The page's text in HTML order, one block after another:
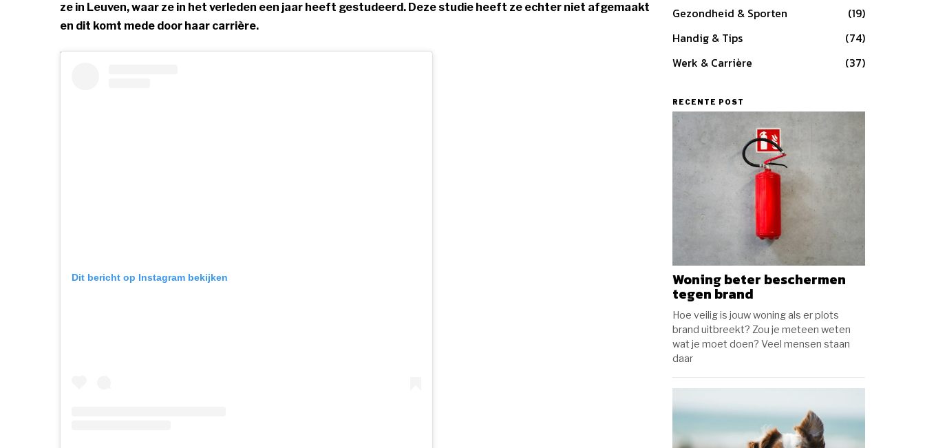
ze in Leuven, waar ze in het verleden een jaar heeft gestudeerd. Deze studie heeft ze echter niet afgemaakt
en dit komt mede door haar carrière.
Dit bericht op Instagram bekijken
Gezondheid & Sporten
19
Handig & Tips
74
Werk & Carrière
37
RECENTE POST
Woning beter beschermen
tegen brand
Hoe veilig is jouw woning als er plots
brand uitbreekt? Zou je meteen weten
wat je moet doen? Veel mensen staan
daar